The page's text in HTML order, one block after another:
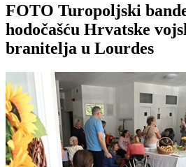
FOTO Turopoljski
hodočašću Hrvatske
branitelja u Lourdes